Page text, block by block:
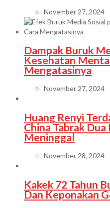
November 27, 2024
Dampak Buruk
Kesehatan
Mengatasinya
November 27, 2024
Huang Renyi
China Tabrak
Meninggal
November 28, 2024
Kakek 72 Tahun
Dan Keponakan